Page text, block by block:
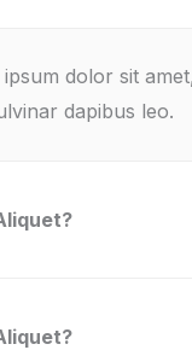
dolor sit
dapibus leo.